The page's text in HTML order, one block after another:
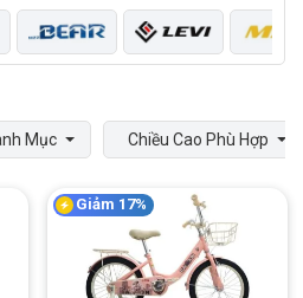
Mục Chiều Cao Phù Hợp
Giảm 17%